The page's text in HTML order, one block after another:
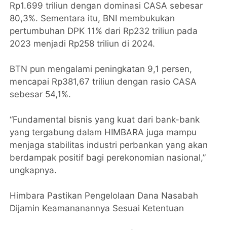
Rp1.699 triliun dengan dominasi CASA sebesar
80,3%. Sementara itu, BNI membukukan
pertumbuhan DPK 11% dari Rp232 triliun pada
2023 menjadi Rp258 triliun di 2024.
BTN pun mengalami peningkatan 9,1 persen,
mencapai Rp381,67 triliun dengan rasio CASA
sebesar 54,1%.
“Fundamental bisnis yang kuat dari bank-bank
yang tergabung dalam HIMBARA juga mampu
menjaga stabilitas industri perbankan yang akan
berdampak positif bagi perekonomian nasional,”
ungkapnya.
Himbara Pastikan Pengelolaan Dana Nasabah
Dijamin Keamananannya Sesuai Ketentuan